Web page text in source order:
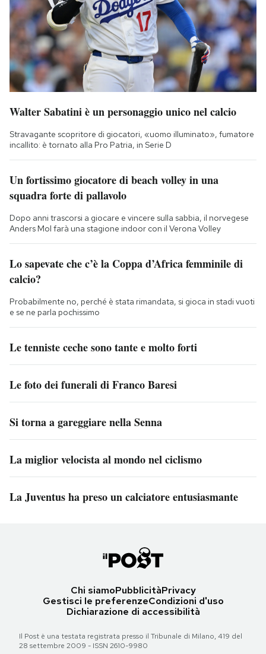
Walter Sabatini è un personaggio unico nel calcio
Stravagante scopritore di giocatori, «uomo illuminato», fumatore
incallito: è tornato alla Pro Patria, in Serie D
Un fortissimo giocatore di beach volley in una
squadra forte di pallavolo
Dopo anni trascorsi a giocare e vincere sulla sabbia, il norvegese
Anders Mol farà una stagione indoor con il Verona Volley
Lo sapevate che c’è la Coppa d’Africa femminile di
calcio?
Probabilmente no, perché è stata rimandata, si gioca in stadi vuoti
e se ne parla pochissimo
Le tenniste ceche sono tante e molto forti
Le foto dei funerali di Franco Baresi
Si torna a gareggiare nella Senna
La miglior velocista al mondo nel ciclismo
La Juventus ha preso un calciatore entusiasmante
Chi siamoPubblicitàPrivacy
Gestisci le preferenzeCondizioni d'uso
Dichiarazione di accessibilità
Il Post è una testata registrata presso il Tribunale di Milano, 419 del
28 settembre 2009 - ISSN 2610-9980